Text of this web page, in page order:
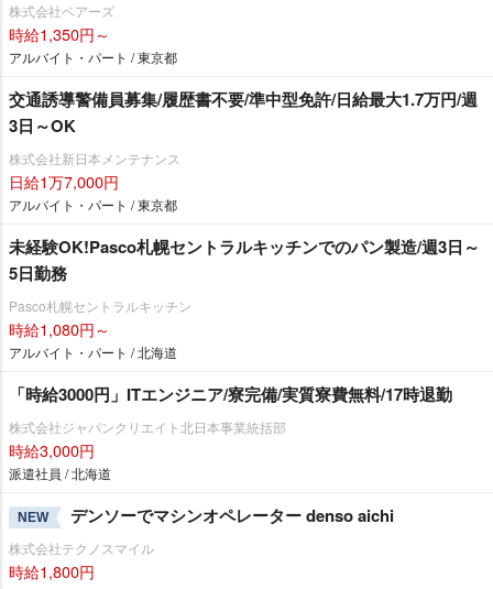
株式会社ベアーズ
時給1,350円～
アルバイト・パート / 東京都
交通誘導警備員募集/履歴書不要/準中型免許/日給最大1.7万円/週
3日～OK
株式会社新日本メンテナンス
日給1万7,000円
アルバイト・パート / 東京都
未経験OK!Pasco札幌セントラルキッチンでのパン製造/週3日～
5日勤務
Pasco札幌セントラルキッチン
時給1,080円～
アルバイト・パート / 北海道
「時給3000円」ITエンジニア/寮完備/実質寮費無料/17時退勤
株式会社ジャパンクリエイト北日本事業統括部
時給3,000円
派遣社員 / 北海道
NEW デンソーでマシンオペレーター denso aichi
株式会社テクノスマイル
時給1,800円